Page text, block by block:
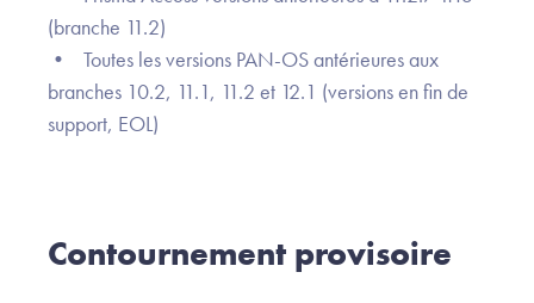
(branche 11.2)
• Toutes les versions PAN-OS antérieures aux
branches 10.2, 11.1, 11.2 et 12.1 (versions en fin de
support, EOL)
Contournement provisoire